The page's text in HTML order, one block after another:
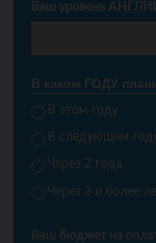
Ваш уровень
В каком ГОДУ
В этом году
В следующем
Через 2 года
Через 3 и более
Ваш бюджет на